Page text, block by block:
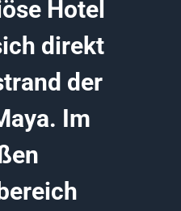
Hotel
direkt
der
Im